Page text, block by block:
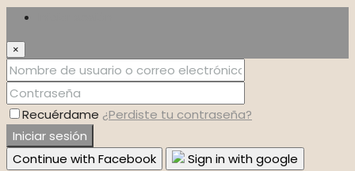
×
Recuérdame ¿Perdiste tu contraseña?
Iniciar sesión
Continue with Facebook
Sign in with google